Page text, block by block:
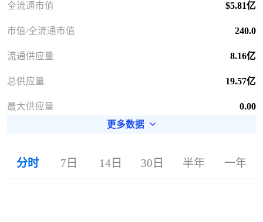
全流通市值 $5.81亿
市值/全流通市值 240.0
流通供应量 8.16亿
总供应量 19.57亿
最大供应量
0.00
更多数据
分时 7日 14日 30日 半年 一年